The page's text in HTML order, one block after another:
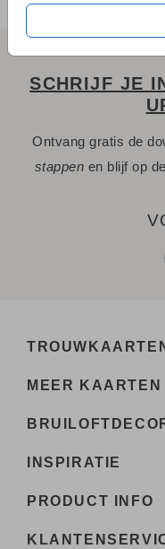
een mooi ontwerp. Bestel
proefdruk ontvang je een
eenvoudiger.
Een vraag? Hier vind je
Niet gevonden? Neem
SCHRIJF JE
Ontvang gratis de
stappen en blijf op
MEER KAARTEN
INSPIRATIE
PRODUCT INFO